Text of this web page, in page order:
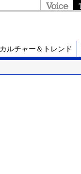
カルチャー＆トレンド